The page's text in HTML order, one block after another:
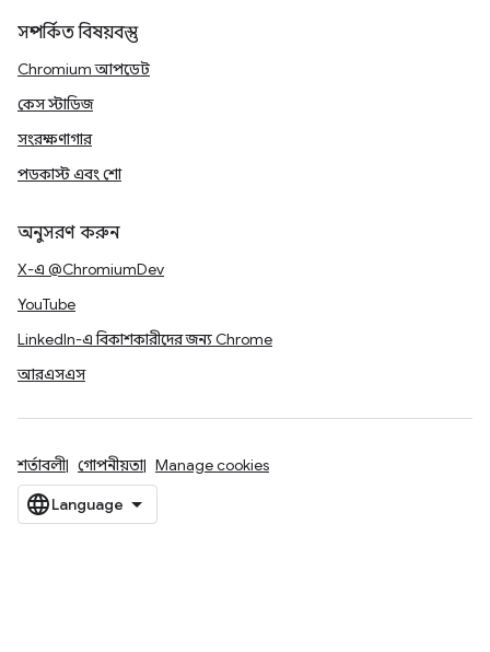
সম্পর্কিত বিষয়বস্তু
Chromium আপডেট
কেস স্টাডিজ
সংরক্ষণাগার
পডকাস্ট এবং শো
অনুসরণ করুন
X-এ @ChromiumDev
YouTube
LinkedIn-এ বিকাশকারীদের জন্য Chrome
আরএসএস
শর্তাবলী গোপনীয়তা Manage cookies